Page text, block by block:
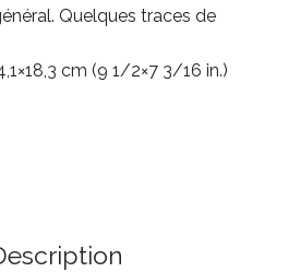
Quelques traces de
cm (9 1/2×7 3/16 in.)